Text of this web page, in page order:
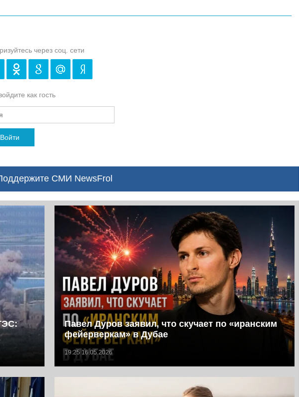
через соц. сети
как гость
Войти
СМИ NewsFrol
Павел Дуров заявил, что скучает по «иранским
фейерверкам» в Дубае
19:25 16.05.2026